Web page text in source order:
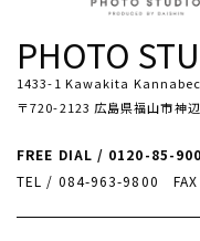
PHOTO
1433-1 Kawakita
〒720-2123 広島県福山市神
FREE DIAL / 0120-85-
TEL / 084-963-9800